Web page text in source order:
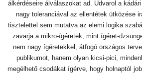
álkérdéseire álválaszokat ad. Udvarol a
nagy toleranciával az ellentétek ütközése
tisztelettel sem mutatva az elemi logika
zavarja a mikro-ígéretek, mint ígéret-
nem nagy ígéretekkel, átfogó országos
publikumot, hanem olyan kicsi-pici,
megélhető csodákat ígérve, hogy holnaptól